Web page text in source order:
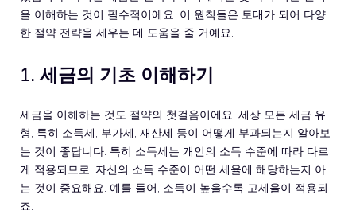
을 이해하는 것이 필수적이에요. 이 원칙들은 토대가 되어 다양
한 절약 전략을 세우는 데 도움을 줄 거예요.
1. 세금의 기초 이해하기
세금을 이해하는 것도 절약의 첫걸음이에요. 세상 모든 세금 유
형, 특히 소득세, 부가세, 재산세 등이 어떻게 부과되는지 알아보
는 것이 좋답니다. 특히 소득세는 개인의 소득 수준에 따라 다르
게 적용되므로, 자신의 소득 수준이 어떤 세율에 해당하는지 아
는 것이 중요해요. 예를 들어, 소득이 높을수록 고세율이 적용되
죠.